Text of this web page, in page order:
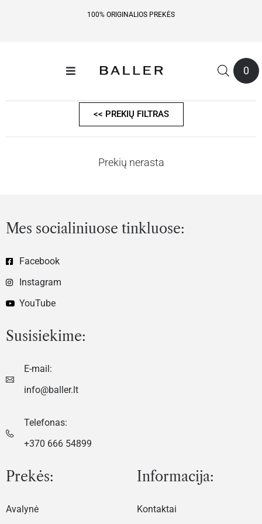
100% ORIGINALIOS PREKĖS
0
<< PREKIŲ FILTRAS
Prekių nerasta
Mes socialiniuose tinkluose:
Facebook
Instagram
YouTube
Susisiekime:
E-mail:
info@baller.lt
Telefonas:
+370 666 54899
Prekės:
Avalynė
Informacija:
Kontaktai